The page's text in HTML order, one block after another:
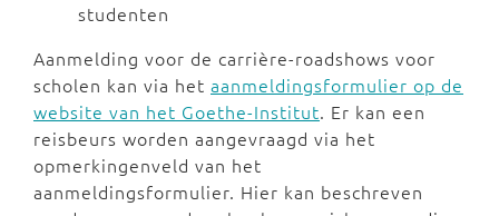
studenten
Aanmelding voor de carrière-roadshows voor
scholen kan via het aanmeldingsformulier op de
website van het Goethe-Institut. Er kan een
reisbeurs worden aangevraagd via het
opmerkingenveld van het
aanmeldingsformulier. Hier kan beschreven